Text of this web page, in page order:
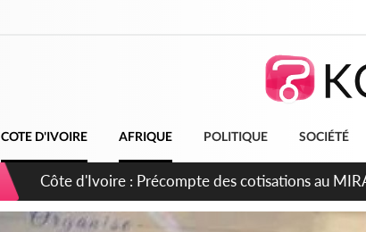
COTE D'IVOIRE AFRIQUE POLITIQUE SOCIÉTÉ
Côte d'Ivoire : Indépendance 2026, Thiam